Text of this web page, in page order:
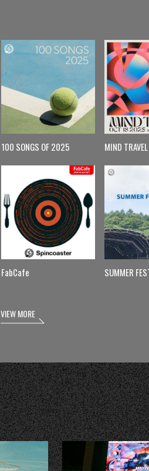
100 SONGS OF 2025
FabCafe
MIND TRAVEL
SUMMER
VIEW MORE